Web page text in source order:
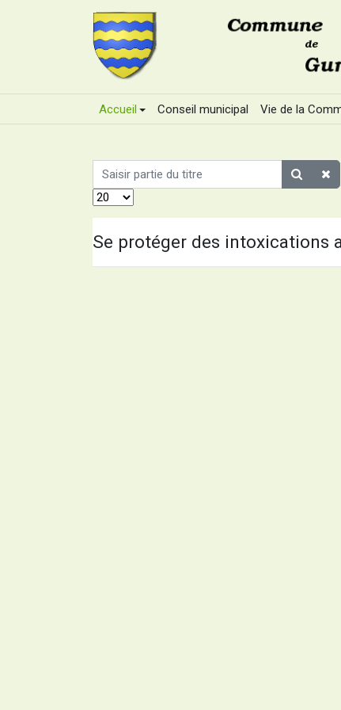
Accueil Conseil municipal Vie de la
Saisir partie du titre
Affichage #
Se protéger des intoxications